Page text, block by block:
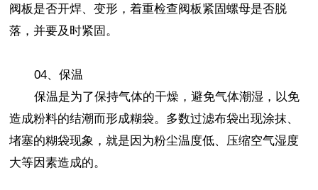
阀板是否开焊、变形，着重检查阀板紧固螺母是否脱
落，并要及时紧固。
04、保温
保温是为了保持气体的干燥，避免气体潮湿，以免
造成粉料的结潮而形成糊袋。多数过滤布袋出现涂抹、
堵塞的糊袋现象，就是因为粉尘温度低、压缩空气湿度
大等因素造成的。